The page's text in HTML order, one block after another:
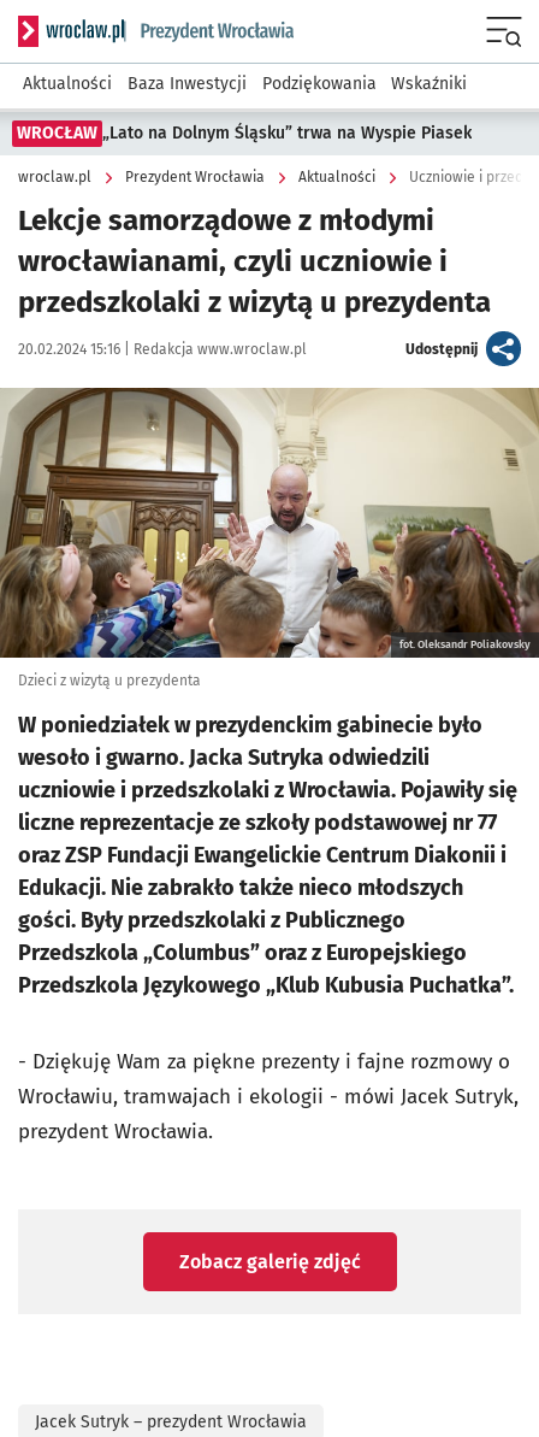
Serwis informacyjny wroclaw.pl podserwis: Prezydent
Aktualności Baza Inwestycji Podziękowania Wskaźniki
WROCŁAW „Lato na Dolnym Śląsku” trwa na Wyspie Piasek
wroclaw.pl Prezydent Wrocławia Aktualności Uczniowie i
Lekcje samorządowe z młodymi
wrocławianami, czyli uczniowie i
przedszkolaki z wizytą u prezydenta
Data publikacji:
20.02.2024 15:16 | Autor:
Redakcja www.wroclaw.pl Udostępnijartykuł
fot. Oleksandr Poliakovsky
Dzieci z wizytą u prezydenta
W poniedziałek w prezydenckim gabinecie było
wesoło i gwarno. Jacka Sutryka odwiedzili
uczniowie i przedszkolaki z Wrocławia. Pojawiły się
liczne reprezentacje ze szkoły podstawowej nr 77
oraz ZSP Fundacji Ewangelickie Centrum Diakonii i
Edukacji. Nie zabrakło także nieco młodszych
gości. Były przedszkolaki z Publicznego
Przedszkola „Columbus” oraz z Europejskiego
Przedszkola Językowego „Klub Kubusia Puchatka”.
- Dziękuję Wam za piękne prezenty i fajne rozmowy o
Wrocławiu, tramwajach i ekologii - mówi Jacek Sutryk,
prezydent Wrocławia.
Zobacz galerię zdjęć
Jacek Sutryk – prezydent Wrocławia